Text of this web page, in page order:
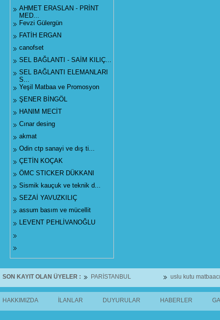
AHMET ERASLAN - PRİNT
MED...
Fevzi Gülergün
FATİH ERGAN
canofset
SEL BAĞLANTI - SAİM KILIÇ...
SEL BAĞLANTI ELEMANLARI
S...
Yeşil Matbaa ve Promosyon
ŞENER BİNGÖL
HANIM MECİT
Cınar desing
akmat
Odin ctp sanayi ve dış ti...
ÇETİN KOÇAK
ÖMC STICKER DÜKKANI
Sismik kauçuk ve teknik d...
SEZAİ YAVUZKILIÇ
assum basım ve mücellit
LEVENT PEHLİVANOĞLU
SON KAYIT OLAN ÜYELER : PARİSTANBUL uslu kutu
HAKKIMIZDA İLANLAR DUYURULAR HABERLER